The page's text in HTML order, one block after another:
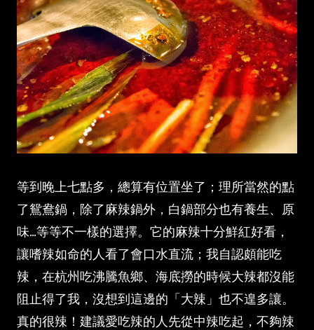
等到晚上七點多，總算有位置坐了；理所當然的點
了鴛鴦鍋，除了麻辣鍋外，白鍋部分也有養生、原
味...等等不一樣的選擇。它的麻辣十分鮮紅好看，
讓嗜辣如命的人看了會口水直流；我自認頗能吃
辣，在杭州吃沸騰魚鄉、海底撈的時候大辣都沒能
阻止得了我，沒想到這邊的「大辣」也不遑多讓。
真的很辣！建議愛吃辣的人先從中辣吃起，不夠辣